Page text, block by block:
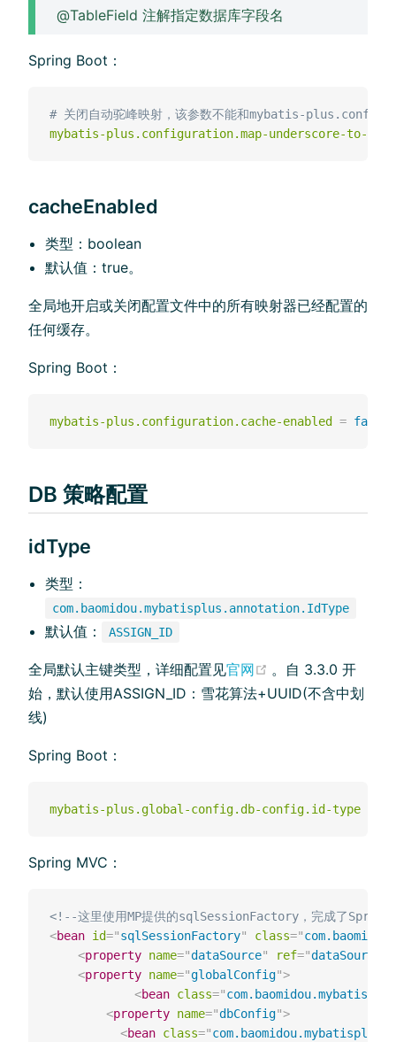
@TableField 注解指定数据库字段名
Spring Boot：
# 关闭⾃动驼峰映射，该参数不能和mybatis-
mybatis-plus.configuration.map-underscore-to-
cacheEnabled
类型：boolean
默认值：true。
全局地开启或关闭配置⽂件中的所有映射器已经配置的
任何缓存。
Spring Boot：
mybatis-plus.configuration.cache-enabled = false
DB 策略配置
idType
类型：
com.baomidou.mybatisplus.annotation.IdType
默认值： ASSIGN_ID
全局默认主键类型，详细配置见官网 (opens new
。自 3.3.0 开
始，默认使用ASSIGN_ID：雪花算法+UUID(不含中划
线)
Spring Boot：
mybatis-plus.global-config.db-config.id-type
Spring MVC：
<!--这⾥使⽤MP提供的sqlSessionFactory，完成了Spring
<bean id="sqlSessionFactory" class="
<property name="dataSource" ref="dataSource
<property name="globalConfig">
<bean class="
<property name="dbConfig">
<bean class="